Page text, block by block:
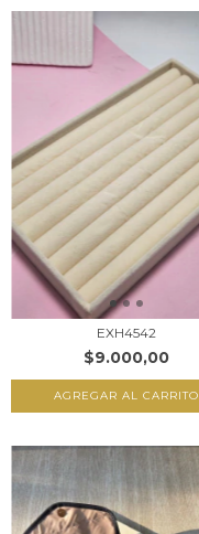
EXH4542
$9.000,00
AGREGAR AL CARRITO